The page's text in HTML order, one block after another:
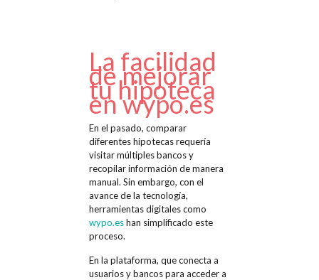
La facilidad
de mejorar
tu hipoteca
en wypo.es
En el pasado, comparar
diferentes hipotecas requería
visitar múltiples bancos y
recopilar información de manera
manual. Sin embargo, con el
avance de la tecnología,
herramientas digitales como
wypo.eshan simplificado este
proceso.
En la plataforma, que conecta a
usuarios y bancos para acceder a